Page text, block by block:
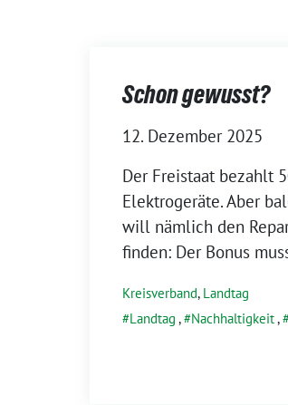
Schon gewusst?
12. Dezember 2025
Der Freistaat bezahlt
Elektrogeräte. Aber
will nämlich den
finden: Der Bonus
Kreisverband, Landtag
Landtag , Nachhaltigkeit,